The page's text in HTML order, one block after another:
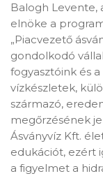
Balogh Levente,
elnöke a
„Piacvezető
gondolkodó
fogyasztóink és
vízkészletek,
származó,
megőrzésének
Ásványvíz Kft.
edukációt, ezért
a figyelmet a